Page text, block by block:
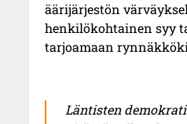
äärijärjestön
henkilökohtainen syy
tarjoamaan
Läntisten